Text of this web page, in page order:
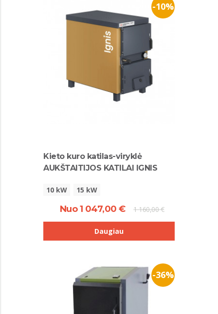
-10%
Kieto kuro katilas-viryklė
AUKŠTAITIJOS KATILAI IGNIS
10 kW 15 kW
Nuo 1 047,00 € 1 160,00 €
Daugiau
-36%